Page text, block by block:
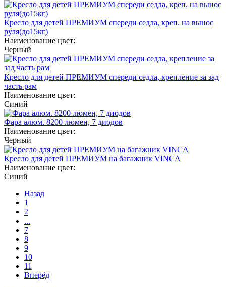
Кресло для детей ПРЕМИУМ спереди седла, креп. на вынос
руля(до15кг)
Наименование цвет:
Черный
Кресло для детей ПРЕМИУМ спереди седла, крепление за зад
часть рам
Наименование цвет:
Синий
Фара алюм. 8200 люмен, 7 диодов
Наименование цвет:
Черный
Кресло для детей ПРЕМИУМ на багажник VINCA
Наименование цвет:
Синий
Назад
1
2
...
7
8
9
10
11
Вперёд